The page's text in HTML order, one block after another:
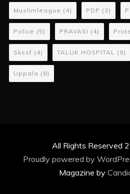
Muslimleague (4) PDP (3)
Police (5) PRAVASI (4)
Skssf (4) TALUK HOSPITAL (9)
Uppala (8)
All Rights Reserved
Proudly powered by
Magazine by